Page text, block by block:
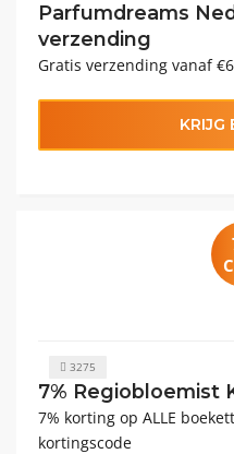
Parfumdreams
verzending
Gratis verzending vanaf
KRIJG
3275
7% Regiobloemist
7% korting op ALLE
kortingscode